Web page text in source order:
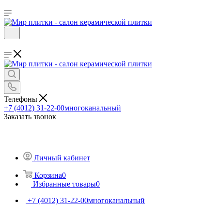
Телефоны
+7 (4012) 31-22-00многоканальный
Заказать звонок
Личный кабинет
Корзина0
Избранные товары0
+7 (4012) 31-22-00многоканальный